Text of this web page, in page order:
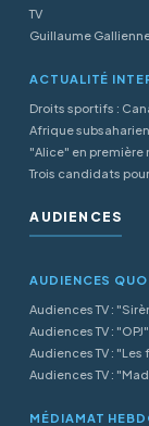
TV
Guillaume
ACTUALITÉ
Droits sportifs :
Afrique
"Alice" en première
Trois candidats
AUDIENCES
AUDIENCES
Audiences TV :
Audiences TV :
Audiences TV :
Audiences TV :
MÉDIAMAT